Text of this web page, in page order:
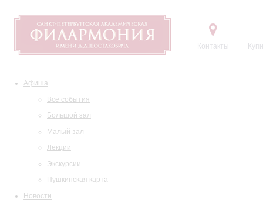
Контакты
Афиша
Все события
Большой зал
Малый зал
Лекции
Экскурсии
Пушкинская карта
Новости